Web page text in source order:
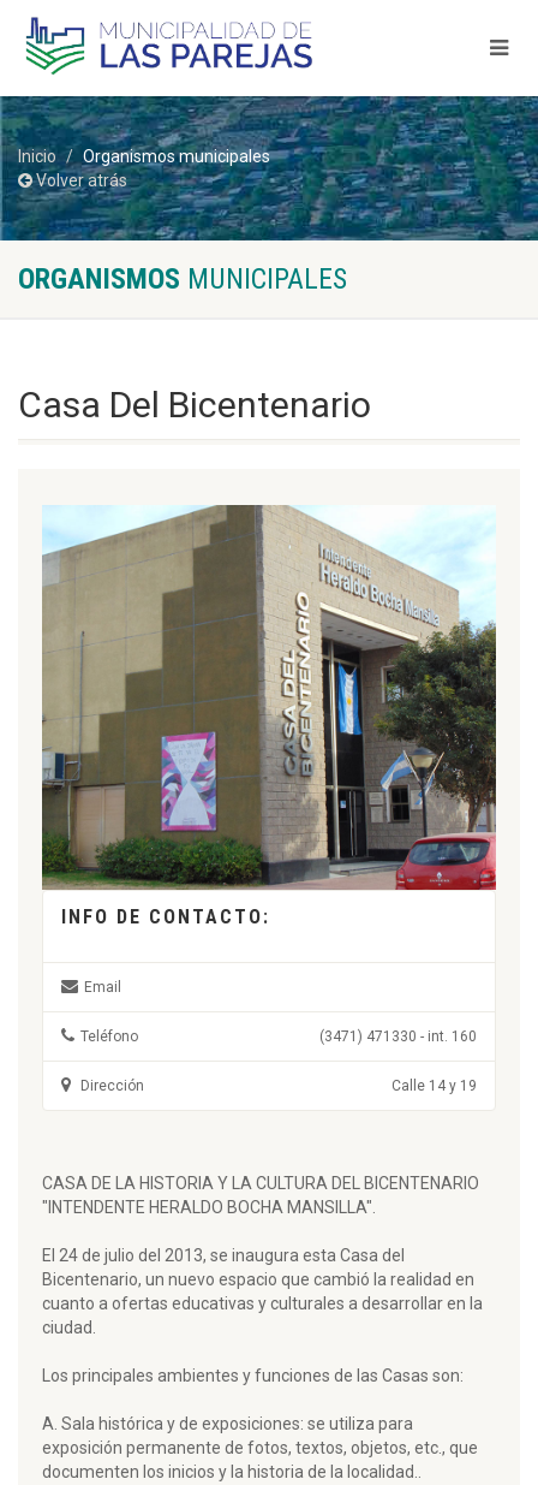
Inicio
Organismos municipales
Volver atrás
ORGANISMOS MUNICIPALES
Casa Del Bicentenario
INFO DE CONTACTO:
Email
(3471) 471330 - int. 160
Teléfono
Calle 14 y 19
Dirección
CASA DE LA HISTORIA Y LA CULTURA DEL BICENTENARIO
"INTENDENTE HERALDO BOCHA MANSILLA".
El 24 de julio del 2013, se inaugura esta Casa del
Bicentenario, un nuevo espacio que cambió la realidad en
cuanto a ofertas educativas y culturales a desarrollar en la
ciudad.
Los principales ambientes y funciones de las Casas son:
A. Sala histórica y de exposiciones: se utiliza para
exposición permanente de fotos, textos, objetos, etc., que
documenten los inicios y la historia de la localidad..